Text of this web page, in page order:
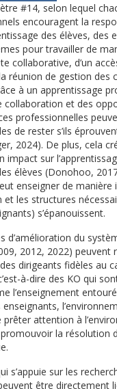
#14, selon lequel
encouragent la
des élèves, des
pour travailler de
collaborative, d’un
réunion de gestion des
à un apprentissage
et des
professionnelles
de rester s’ils
2024). De plus, cela
sur
élèves (Donohoo,
enseigner de manière
les structures
s’épanouissent.
du
2012, 2022) peuvent
dirigeants fidèles au
à-dire des KO qui
l’enseignement
attention à
la résolution
sur les
être directement